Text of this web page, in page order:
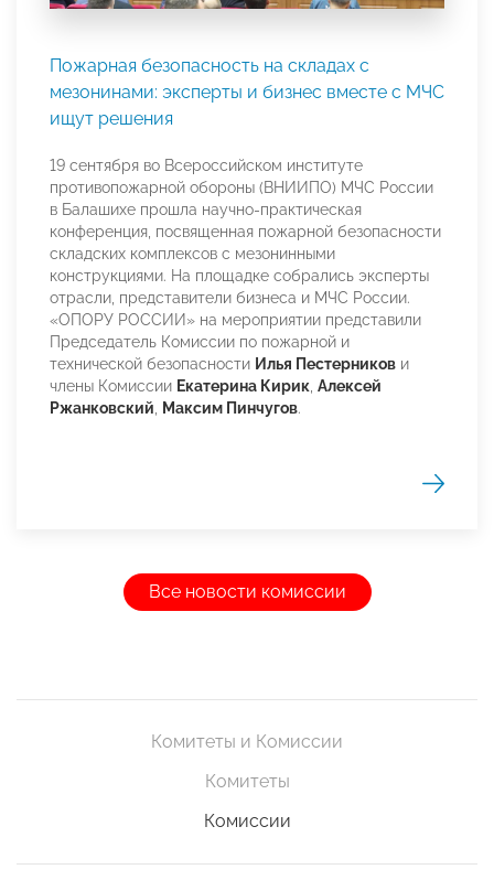
Пожарная безопасность на складах с
мезонинами: эксперты и бизнес вместе с МЧС
ищут решения
19 сентября во Всероссийском институте
противопожарной обороны (ВНИИПО) МЧС России
в Балашихе прошла научно-практическая
конференция, посвященная пожарной безопасности
складских комплексов с мезонинными
конструкциями. На площадке собрались эксперты
отрасли, представители бизнеса и МЧС России.
«ОПОРУ РОССИИ» на мероприятии представили
Председатель Комиссии по пожарной и
технической безопасности Илья Пестерников и
члены Комиссии Екатерина Кирик Алексей
Ржанковский Максим Пинчугов.
Все новости комиссии
Комитеты и Комиссии
Комитеты
Комиссии